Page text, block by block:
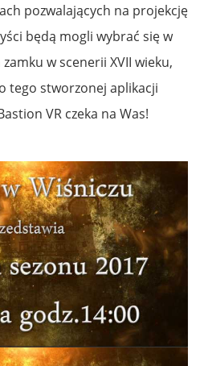
pozwalających na projekcję
będą mogli wybrać się w
w scenerii XVII wieku,
tego stworzonej aplikacji
VR czeka na Was!